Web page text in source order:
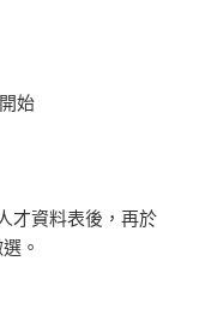
始
才資料表後，再於
。